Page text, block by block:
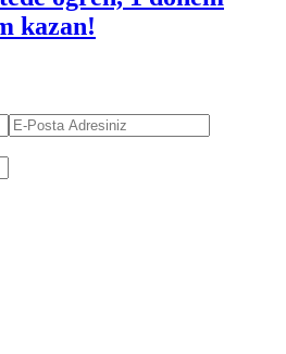
kazan!